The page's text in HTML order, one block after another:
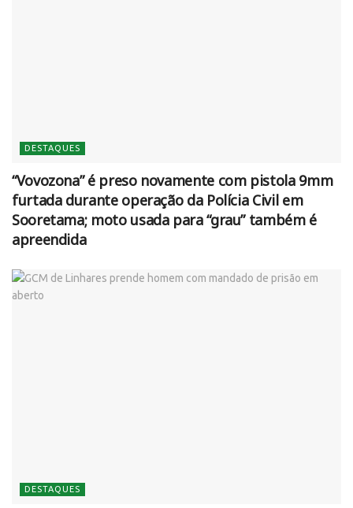
DESTAQUES
“Vovozona” é preso novamente com pistola 9mm
furtada durante operação da Polícia Civil em
Sooretama; moto usada para “grau” também é
apreendida
DESTAQUES